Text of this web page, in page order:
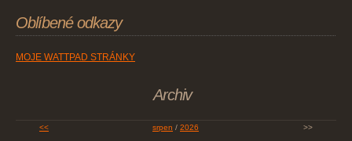
Oblíbené odkazy
MOJE WATTPAD STRÁNKY
Archiv
<< srpen / 2026 >>